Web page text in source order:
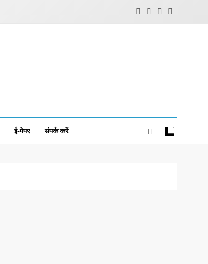
ई-पेपर संपर्क करें